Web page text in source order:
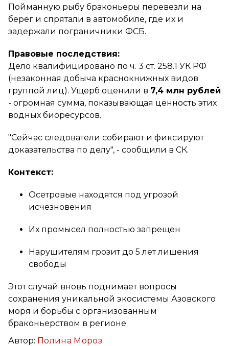
Пойманную рыбу браконьеры перевезли на
берег и спрятали в автомобиле, где их и
задержали пограничники ФСБ.
Правовые последствия:
Дело квалифицировано по ч. 3 ст. 258.1 УК РФ
(незаконная добыча краснокнижных видов
группой лиц). Ущерб оценили в 7,4 млн рублей
- огромная сумма, показывающая ценность этих
водных биоресурсов.
"Сейчас следователи собирают и фиксируют
доказательства по делу", - сообщили в СК.
Контекст:
Осетровые находятся под угрозой
исчезновения
Их промысел полностью запрещен
Нарушителям грозит до 5 лет лишения
свободы
Этот случай вновь поднимает вопросы
сохранения уникальной экосистемы Азовского
моря и борьбы с организованным
браконьерством в регионе.
Автор: Полина Мороз